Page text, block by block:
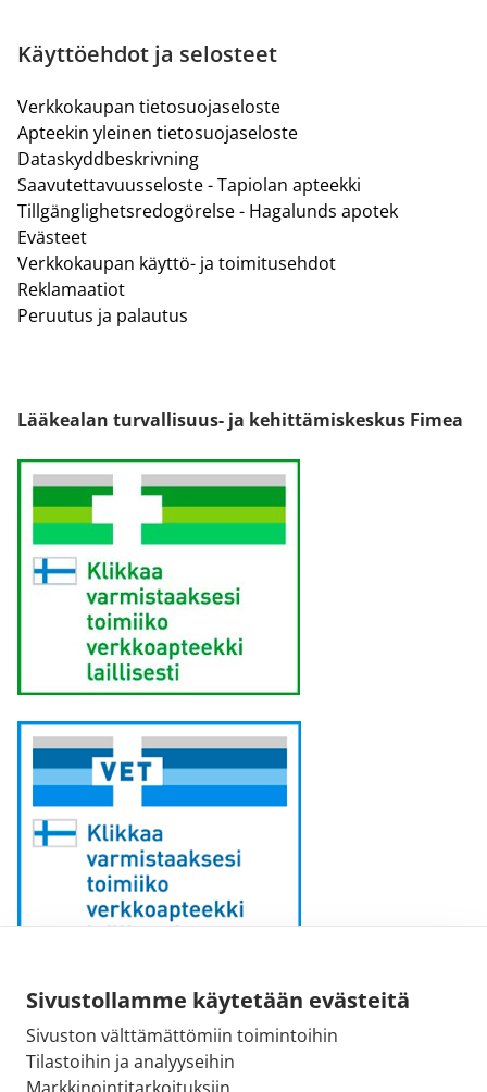
Sivustollamme käytetään evästeitä
Sivuston välttämättömiin toimintoihin
Tilastoihin ja analyyseihin
Käyttöehdot ja selosteet
Verkkokaupan tietosuojaseloste
Apteekin yleinen tietosuojaseloste
Dataskyddbeskrivning
Saavutettavuusseloste - Tapiolan apteekki
Tillgänglighetsredogörelse - Hagalunds apotek
Evästeet
Verkkokaupan käyttö- ja toimitusehdot
Reklamaatiot
Peruutus ja palautus
Lääkealan turvallisuus- ja kehittämiskeskus Fimea
Sähköpostiosoite:
kirjaamo [at] fimea.fi
Fimean vaihde: